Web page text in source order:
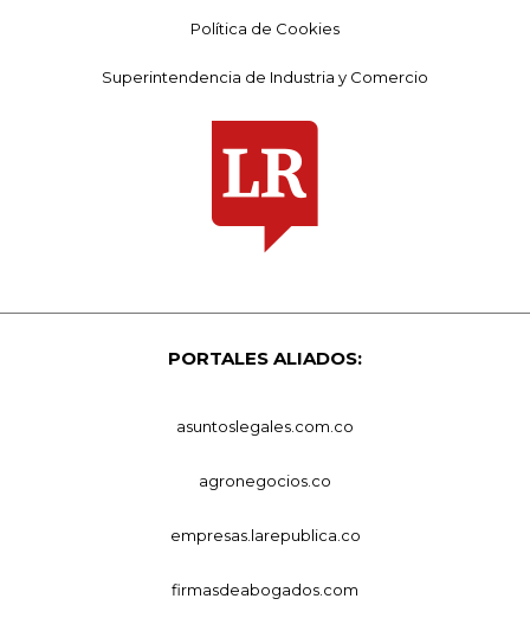
Política de Cookies
Superintendencia de Industria y Comercio
PORTALES ALIADOS:
asuntoslegales.com.co
agronegocios.co
empresas.larepublica.co
firmasdeabogados.com